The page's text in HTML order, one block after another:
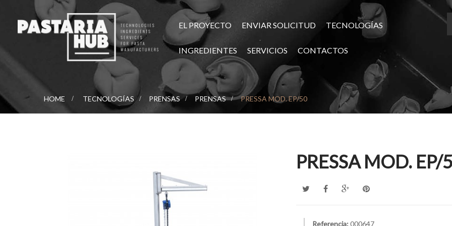
EL PROYECTO ENVIAR SOLICITUD TECNOLOGÍAS
INGREDIENTES SERVICIOS CONTACTOS
HOME > TECNOLOGÍAS > PRENSAS > PRENSAS > PRESSA MOD. EP/50
PRESSA MOD. EP/
Referencia: 000647